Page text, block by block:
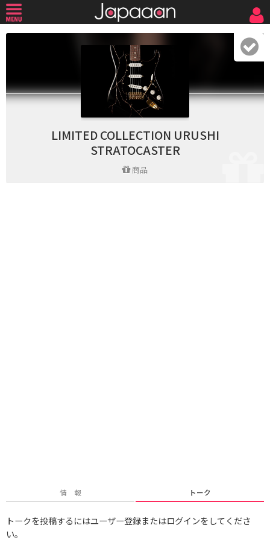
LIMITED COLLECTION URUSHI
STRATOCASTER
商品
情 報 トーク
トークを投稿するにはユーザー登録またはログインをしてくださ
い。